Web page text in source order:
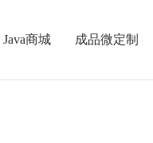
Java商城 成品微定制